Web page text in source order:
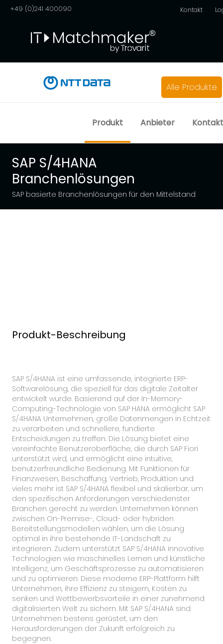
+49 (0)241 400090 Kontakt
Produkt Anbieter Kontakt
Alle Produkte
SAP S/4HANA
Branchenlösungen
SAP basierte Branchenlösungen für den Mittelstand
Produkt-Beschreibung
SAP S/4HANA ist eine umfassende, integrierte ERP-
Softwarelösung, die speziell für das digitale Zeitalter
entwickelt wurde. Basierend auf der In-Memory-
Computing-Technologie von SAP HANA ermöglicht SAP
S/4HANA Unternehmen, große Datenmengen in Echtzeit
zu verarbeiten und schnellere, fundierte
Entscheidungen zu treffen. Die Lösung bietet eine
vereinfachte Benutzeroberfläche, die durch SAP Fiori
unterstützt wird, und ermöglicht eine intuitive,
benutzerfreundliche Bedienung. Mit Funktionen für
Finanzwesen, Beschaffung, Vertrieb, Produktion und
vieles mehr ist SAP S/4HANA flexibel und skalierbar, um
den spezifischen Anforderungen verschiedenster
Branchen gerecht zu werden. Unternehmen können
zwischen On-Premise-, Cloud- oder hybriden
Bereitstellungsmodellen wählen, um die Lösung
optimal in ihre bestehende IT-Landschaft zu
integrieren. Zudem unterstützt SAP S/4HANA innovative
Technologien wie maschinelles Lernen und künstliche
Intelligenz, um Geschäftsprozesse zu automatisieren
und zu optimieren. Diese moderne ERP-Plattform hilft
Unternehmen, ihre Effizienz zu steigern, Kosten zu
senken und Wettbewerbsvorteile in einer zunehmend
digitalisierten Welt zu sichern. Mit SAP S/4HANA sind
Unternehmen bestens gerüstet, um den
Herausforderungen der Zukunft erfolgreich zu
begegnen.